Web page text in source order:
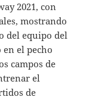
2021, con
mostrando
del equipo del
en el pecho
campos de
el
de